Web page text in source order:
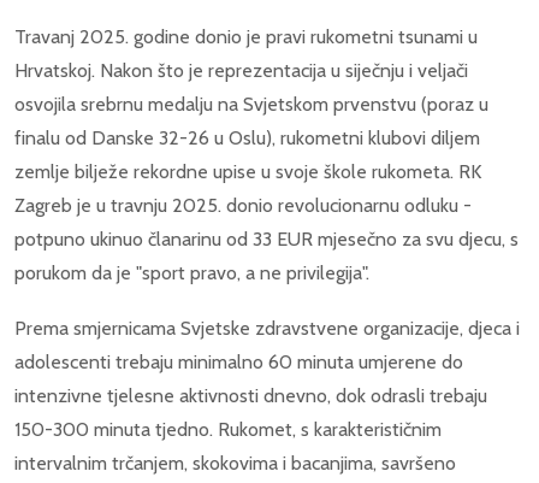
Travanj 2025. godine donio je pravi rukometni tsunami u
Hrvatskoj. Nakon što je reprezentacija u siječnju i veljači
osvojila srebrnu medalju na Svjetskom prvenstvu (poraz u
finalu od Danske 32-26 u Oslu), rukometni klubovi diljem
zemlje bilježe rekordne upise u svoje škole rukometa. RK
Zagreb je u travnju 2025. donio revolucionarnu odluku -
potpuno ukinuo članarinu od 33 EUR mjesečno za svu djecu, s
porukom da je "sport pravo, a ne privilegija".
Prema smjernicama Svjetske zdravstvene organizacije, djeca i
adolescenti trebaju minimalno 60 minuta umjerene do
intenzivne tjelesne aktivnosti dnevno, dok odrasli trebaju
150-300 minuta tjedno. Rukomet, s karakterističnim
intervalnim trčanjem, skokovima i bacanjima, savršeno